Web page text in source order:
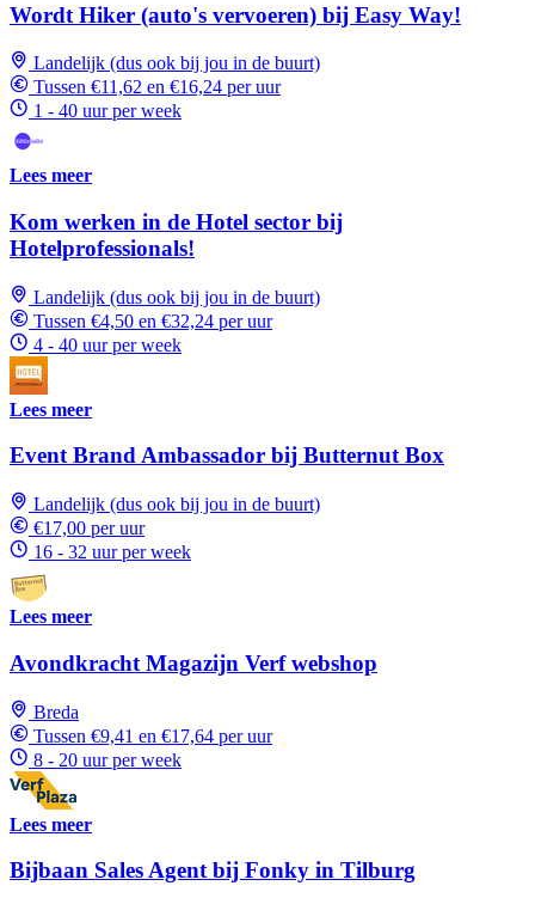
Wordt Hiker (auto's vervoeren) bij Easy Way!
Landelijk (dus ook bij jou in de buurt)
Tussen €11,62 en €16,24 per uur
1 - 40 uur per week
Lees meer
Kom werken in de Hotel sector bij
Hotelprofessionals!
Landelijk (dus ook bij jou in de buurt)
Tussen €4,50 en €32,24 per uur
4 - 40 uur per week
Lees meer
Event Brand Ambassador bij Butternut Box
Landelijk (dus ook bij jou in de buurt)
€17,00 per uur
16 - 32 uur per week
Lees meer
Avondkracht Magazijn Verf webshop
Breda
Tussen €9,41 en €17,64 per uur
8 - 20 uur per week
Lees meer
Bijbaan Sales Agent bij Fonky in Tilburg